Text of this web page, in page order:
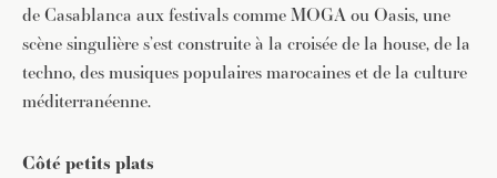
de Casablanca aux festivals comme MOGA ou Oasis, une
scène singulière s’est construite à la croisée de la house, de la
techno, des musiques populaires marocaines et de la culture
méditerranéenne.
Côté petits plats